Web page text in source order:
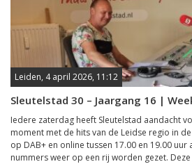
Leiden, 4 april 2026, 11:12
Sleutelstad 30 – Jaargang 16 |
Iedere zaterdag heeft Sleutelstad aandacht
moment met de hits van de Leidse regio in
op DAB+ en online tussen 17.00 en 19.00
nummers weer op een rij worden gezet.